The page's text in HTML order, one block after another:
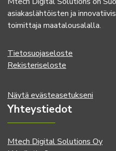
asiakaslähtöisten ja
toimittaja maatalousalalla.
Tietosuojaseloste
Rekisteriseloste
Näytä evästeasetukseni
Yhteystiedot
Mtech Digital Solutions Oy